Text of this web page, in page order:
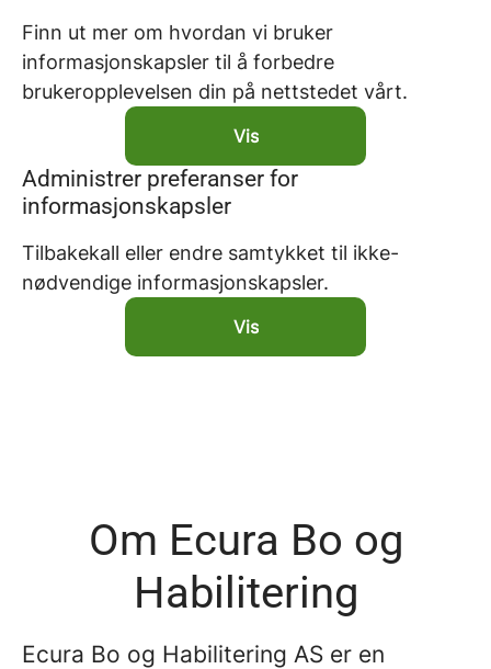
Finn ut mer om hvordan vi bruker
informasjonskapsler til å forbedre
brukeropplevelsen din på nettstedet vårt.
Vis
Administrer preferanser for
informasjonskapsler
Tilbakekall eller endre samtykket til ikke-
nødvendige informasjonskapsler.
Vis
Om Ecura Bo og
Habilitering
Ecura Bo og Habilitering AS er en